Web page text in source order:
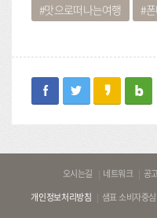
맛으로떠나는여행
facebooktwitterkakaostory
오시는길 네트워크 공고
개인정보처리방침
샘표 소비자중